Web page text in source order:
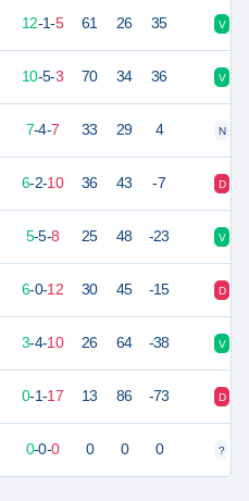
12-1-5 61 26 35 V
10-5-3 70 34 36 V
7-4-7 33 29 4 N
6-2-10 36 43 -7 D
5-5-8 25 48 -23 V
6-0-12 30 45 -15 D
3-4-10 26 64 -38 V
0-1-17 13 86 -73 D
0-0-0 0 0 0 ?